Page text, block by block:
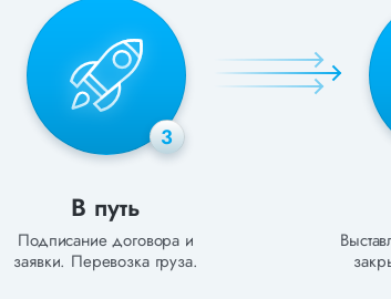
3
В путь
Подписание договора и
заявки. Перевозка груза.